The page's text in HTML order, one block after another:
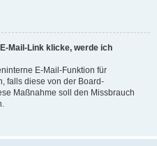
Mail-Link klicke, werde ich
E-Mail-Funktion für
falls diese von der Board-
Maßnahme soll den Missbrauch